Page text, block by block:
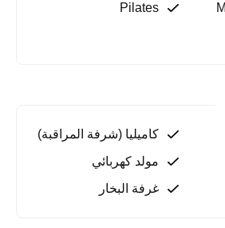
فقط عن محطتي المتروباص
عن محطة الباص والطريق السريع
🛍️ على بُعد 2 إلى 5 دقائق فقط من مراكز التسوق:
Pilates
كاميليا (شرفة المراقبة)
مولد كهربائي
غرفة البخار